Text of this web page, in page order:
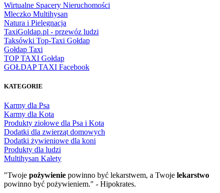
Wirtualne Spacery Nieruchomości
Mleczko Multihysan
Natura i Pielęgnacja
TaxiGoldap.pl - przewóz ludzi
Taksówki Top-Taxi Gołdap
Gołdap Taxi
TOP TAXI Gołdap
GOŁDAP TAXI Facebook
KATEGORIE
Karmy dla Psa
Karmy dla Kota
Produkty ziołowe dla Psa i Kota
Dodatki dla zwierząt domowych
Dodatki żywieniowe dla koni
Produkty dla ludzi
Multihysan Kalety
"Twoje pożywienie powinno być lekarstwem, a Twoje lekarstwo
powinno być pożywieniem." - Hipokrates.